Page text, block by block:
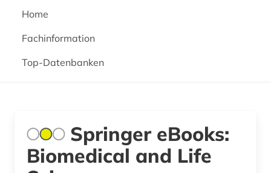
Home
Fachinformation
Top-Datenbanken
Springer eBooks:
Biomedical and Life